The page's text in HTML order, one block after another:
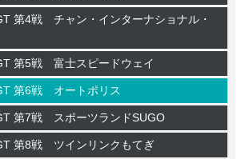
第4戦 チャン・インターナショナル・
第5戦 富士スピードウェイ
第6戦 オートポリス
第7戦 スポーツランドSUGO
第8戦 ツインリンクもてぎ